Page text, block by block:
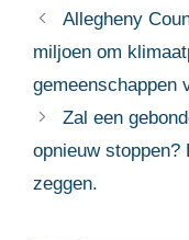
Allegheny
miljoen om
gemeenschappen
Zal een
opnieuw stoppen?
zeggen.